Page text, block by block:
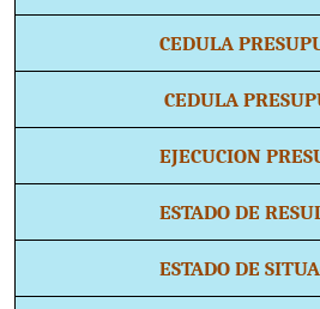
CEDULA
CEDULA
EJECUCION
ESTADO DE
ESTADO DE